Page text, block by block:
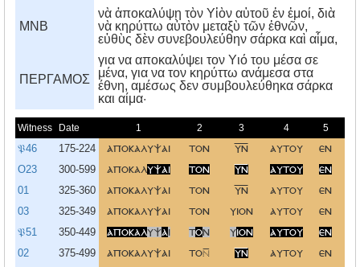
MNB
νὰ ἀποκαλύψῃ τὸν Υἱὸν αὑτοῦ ἐν ἐμοί, διὰ
νὰ κηρύττω αὐτὸν μεταξὺ τῶν ἐθνῶν,
εὐθὺς δὲν συνεβουλεύθην σάρκα καὶ αἷμα,
ΠΕΡΓΑΜΟΣ
για να αποκαλύψει τον Yιό του μέσα σε
μένα, για να τον κηρύττω ανάμεσα στα
έθνη, αμέσως δεν συμβουλεύθηκα σάρκα
και αίμα·
Witness Date 1 2 3 4 5
𝔓46 175-224 αποκαλυψαι τον υν αυτου εν
O23 300-599 αποκαλυψαι τον υν αυτου εν
01 325-360 αποκαλυψαι τον υν αυτου εν
03 325-349 αποκαλυψαι τον υιον αυτου εν
𝔓51 350-449 αποκαλυψαι τον υιον αυτου εν
02 375-499 αποκαλυψαι το υν αυτου εν